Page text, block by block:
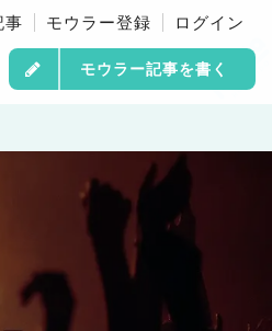
事 モウラー登録 ログイン
モウラー記事を書く